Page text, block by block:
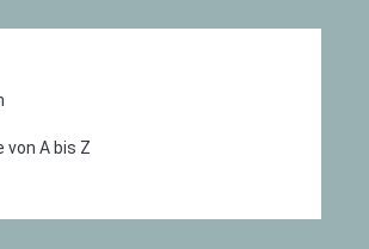
von A bis Z